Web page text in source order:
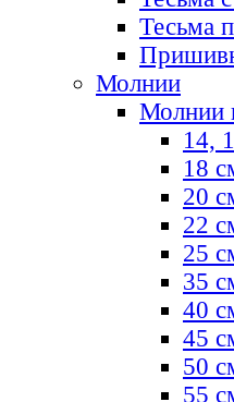
Тесьма
Молнии
Молнии
14,
18
20
22
25
35
40
45
50
55